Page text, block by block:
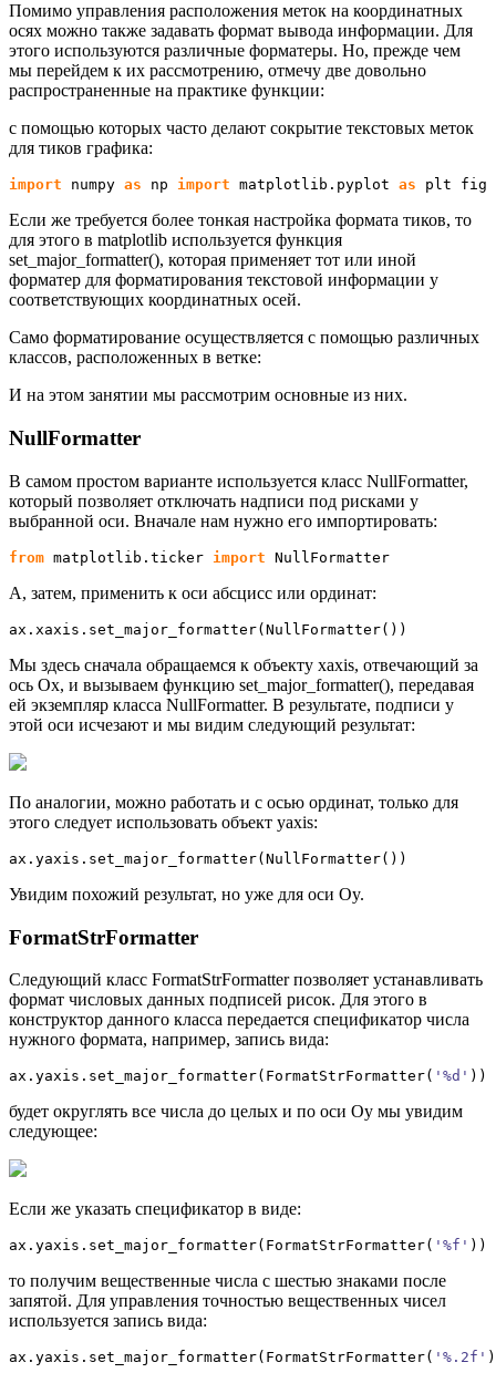
Помимо управления расположения меток на координатных
осях можно также задавать формат вывода информации. Для
этого используются различные форматеры. Но, прежде чем
мы перейдем к их рассмотрению, отмечу две довольно
распространенные на практике функции:
с помощью которых часто делают сокрытие текстовых меток
для тиков графика:
import numpy as np import matplotlib. pyplot as plt fig
Если же требуется более тонкая настройка формата тиков, то
для этого в matplotlib используется функция
set_major_formatter(), которая применяет тот или иной
форматер для форматирования текстовой информации у
соответствующих координатных осей.
Само форматирование осуществляется с помощью различных
классов, расположенных в ветке:
И на этом занятии мы рассмотрим основные из них.
NullFormatter
В самом простом варианте используется класс NullFormatter,
который позволяет отключать надписи под рисками у
выбранной оси. Вначале нам нужно его импортировать:
from matplotlib. ticker import NullFormatter
А, затем, применить к оси абсцисс или ординат:
ax. xaxis . set_major_formatter( NullFormatter( ) )
Мы здесь сначала обращаемся к объекту xaxis, отвечающий за
ось Ox, и вызываем функцию set_major_formatter(), передавая
ей экземпляр класса NullFormatter. В результате, подписи у
этой оси исчезают и мы видим следующий результат:
По аналогии, можно работать и с осью ординат, только для
этого следует использовать объект yaxis:
ax. yaxis . set_major_formatter( NullFormatter( ) )
Увидим похожий результат, но уже для оси Oy.
FormatStrFormatter
Следующий класс FormatStrFormatter позволяет устанавливать
формат числовых данных подписей рисок. Для этого в
конструктор данного класса передается спецификатор числа
нужного формата, например, запись вида:
ax. yaxis . set_major_formatter( FormatStrFormatter( '%d' ) )
будет округлять все числа до целых и по оси Oy мы увидим
следующее:
Если же указать спецификатор в виде:
ax. yaxis . set_major_formatter( FormatStrFormatter( '%f' ) )
то получим вещественные числа с шестью знаками после
запятой. Для управления точностью вещественных чисел
используется запись вида:
ax. yaxis . set_major_formatter( FormatStrFormatter( '%.2f' )